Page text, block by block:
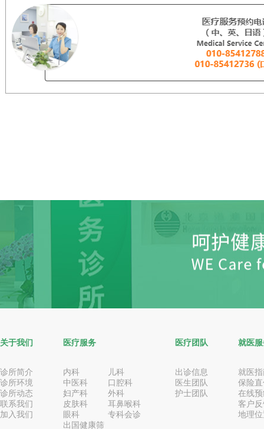
关于我们
诊所简介
诊所环境
诊所动态
联系我们
加入我们
医疗服务
内科
儿科
中医科
口腔科
妇产科
外科
皮肤科
耳鼻喉科
眼科
专科会诊
出国健康筛
医疗团队
出诊信息
医生团队
护士团队
就医
就医
保险
在线
客户
地理